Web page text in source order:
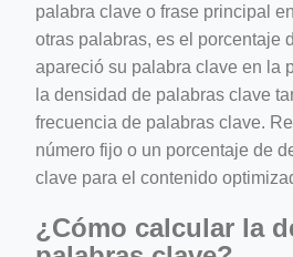
palabra clave o frase principal
otras palabras, es el porcentaje
apareció su palabra clave en la
la densidad de palabras clave
frecuencia de palabras clave.
número fijo o un porcentaje de
clave para el contenido
¿Cómo calcular la